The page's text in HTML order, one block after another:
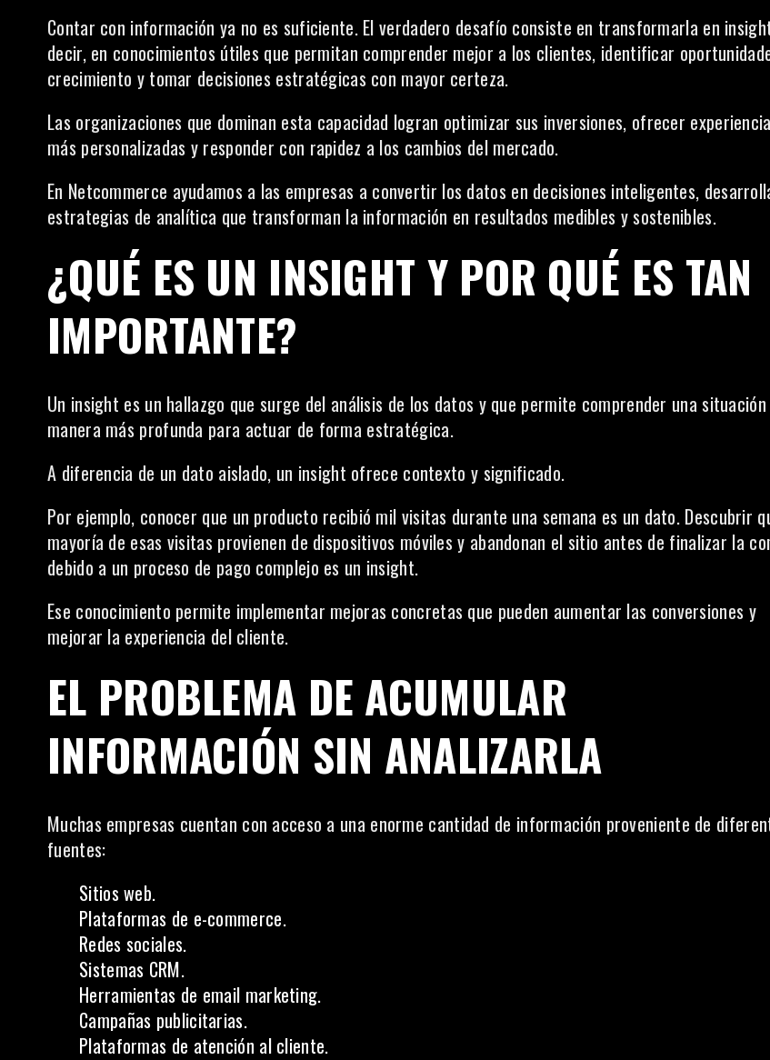
Contar con información ya no es suficiente. El verdadero desafío consiste en transformarla en
decir, en conocimientos útiles que permitan comprender mejor a los clientes, identificar
crecimiento y tomar decisiones estratégicas con mayor certeza.
Las organizaciones que dominan esta capacidad logran optimizar sus inversiones, ofrecer
más personalizadas y responder con rapidez a los cambios del mercado.
En Netcommerce ayudamos a las empresas a convertir los datos en decisiones inteligentes,
estrategias de analítica que transforman la información en resultados medibles y sostenibles.
¿QUÉ ES UN INSIGHT Y POR QUÉ ES TAN
IMPORTANTE?
Un insight es un hallazgo que surge del análisis de los datos y que permite comprender una
manera más profunda para actuar de forma estratégica.
A diferencia de un dato aislado, un insight ofrece contexto y significado.
Por ejemplo, conocer que un producto recibió mil visitas durante una semana es un dato. Descubrir
mayoría de esas visitas provienen de dispositivos móviles y abandonan el sitio antes de finalizar la
debido a un proceso de pago complejo es un insight.
Ese conocimiento permite implementar mejoras concretas que pueden aumentar las conversiones y
mejorar la experiencia del cliente.
EL PROBLEMA DE ACUMULAR
INFORMACIÓN SIN ANALIZARLA
Muchas empresas cuentan con acceso a una enorme cantidad de información proveniente de
fuentes:
Sitios web.
Plataformas de e-commerce.
Redes sociales.
Sistemas CRM.
Herramientas de email marketing.
Campañas publicitarias.
Plataformas de atención al cliente.